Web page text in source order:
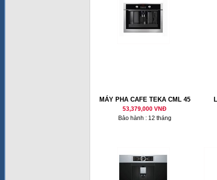
MÁY PHA CAFE TEKA CML 45
53,379,000 VNĐ
Bảo hành : 12 tháng